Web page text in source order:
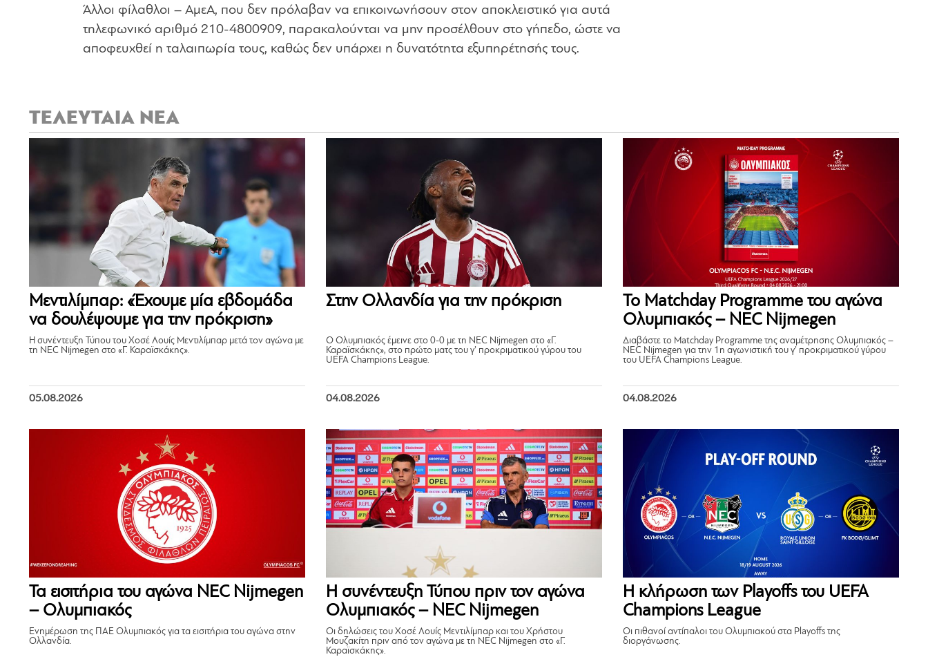
Άλλοι φίλαθλοι – ΑμεΑ, που δεν πρόλαβαν να επικοινωνήσουν στον αποκλειστικό για αυτά
τηλεφωνικό αριθμό 210-4800909, παρακαλούνται να μην προσέλθουν στο γήπεδο, ώστε να
αποφευχθεί η ταλαιπωρία τους, καθώς δεν υπάρχει η δυνατότητα εξυπηρέτησής τους.
ΤΕΛΕΥΤΑΙΑ ΝΕΑ
Μεντιλίμπαρ: «Έχουμε μία εβδομάδα
να δουλέψουμε για την πρόκριση»
Η συνέντευξη Τύπου του Χοσέ Λουίς Μεντιλίμπαρ μετά τον αγώνα με
τη NEC Nijmegen στο «Γ. Καραϊσκάκης».
05.08.2026
Στην Ολλανδία για την πρόκριση
Ο Ολυμπιακός έμεινε στο 0-0 με τη NEC Nijmegen στο «Γ.
Καραϊσκάκης», στο πρώτο ματς του γ’ προκριματικού γύρου του
UEFA Champions League.
04.08.2026
Το Matchday Programme του αγώνα
Ολυμπιακός – NEC Nijmegen
Διαβάστε το Matchday Programme της αναμέτρησης Ολυμπιακός –
NEC Nijmegen για την 1η αγωνιστική του γ’ προκριματικού γύρου
του UEFA Champions League.
04.08.2026
Τα εισιτήρια του αγώνα NEC Nijmegen
– Ολυμπιακός
Ενημέρωση της ΠΑΕ Ολυμπιακός για τα εισιτήρια του αγώνα στην
Ολλανδία.
Η συνέντευξη Τύπου πριν τον αγώνα
Ολυμπιακός – NEC Nijmegen
Οι δηλώσεις του Χοσέ Λουίς Μεντιλίμπαρ και του Χρήστου
Μουζακίτη πριν από τον αγώνα με τη NEC Nijmegen στο «Γ.
Καραϊσκάκης».
Η κλήρωση των Playoffs του UEFA
Champions League
Οι πιθανοί αντίπαλοι του Ολυμπιακού στα Playoffs της
διοργάνωσης.